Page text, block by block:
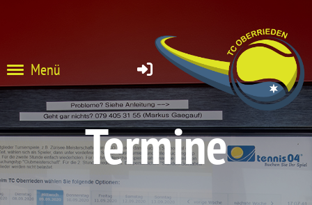
Menü
Termine